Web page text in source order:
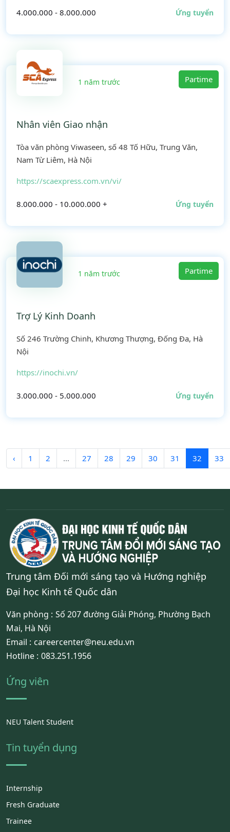
4.000.000 - 8.000.000 Ứng tuyển
1 năm trước Partime
Nhân viên Giao nhận
Tòa văn phòng Viwaseen, số 48 Tố Hữu, Trung Văn,
Nam Từ Liêm, Hà Nội
https://scaexpress.com.vn/vi/
8.000.000 - 10.000.000 + Ứng tuyển
1 năm trước Partime
Trợ Lý Kinh Doanh
Số 246 Trường Chinh, Khương Thượng, Đống Đa, Hà
Nội
https://inochi.vn/
3.000.000 - 5.000.000 Ứng tuyển
‹ 1 2 ... 27 28 29 30 31 32 33
Trung tâm Đối mới sáng tạo và Hướng nghiệp
Đại học Kinh tế Quốc dân
Văn phòng : Số 207 đường Giải Phóng, Phường Bạch
Mai, Hà Nội
Email : careercenter@neu.edu.vn
Hotline : 083.251.1956
Ứng viên
NEU Talent Student
Tin tuyển dụng
Internship
Fresh Graduate
Trainee